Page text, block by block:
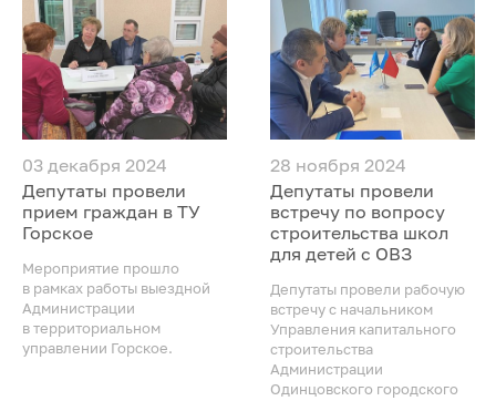
03 декабря 2024
Депутаты провели
прием граждан в ТУ
Горское
Мероприятие прошло
в рамках работы выездной
Администрации
в территориальном
управлении Горское.
28 ноября 2024
Депутаты провели
встречу по вопросу
строительства школ
для детей с ОВЗ
Депутаты провели рабочую
встречу с начальником
Управления капитального
строительства
Администрации
Одинцовского городского